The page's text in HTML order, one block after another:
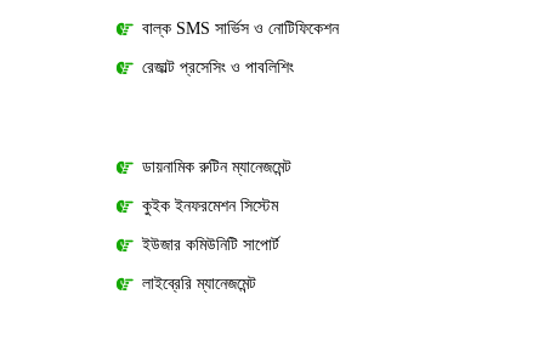
বাল্ক SMS সার্ভিস ও নোটিফিকেশন
রেজাল্ট প্রসেসিং ও পাবলিশিং
ডায়নামিক রুটিন ম্যানেজমেন্ট
কুইক ইনফরমেশন সিস্টেম
ইউজার কমিউনিটি সাপোর্ট
লাইব্রেরি ম্যানেজমেন্ট